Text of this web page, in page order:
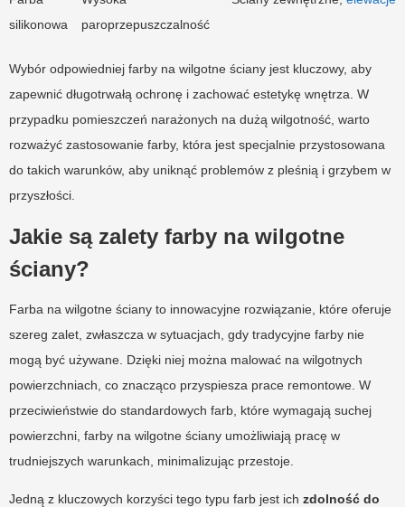
silikonowa
paroprzepuszczalność
Wybór odpowiedniej farby na wilgotne ściany jest kluczowy, aby
zapewnić długotrwałą ochronę i zachować estetykę wnętrza. W
przypadku pomieszczeń narażonych na dużą wilgotność, warto
rozważyć zastosowanie farby, która jest specjalnie przystosowana
do takich warunków, aby uniknąć problemów z pleśnią i grzybem w
przyszłości.
Jakie są zalety farby na wilgotne
ściany?
Farba na wilgotne ściany to innowacyjne rozwiązanie, które oferuje
szereg zalet, zwłaszcza w sytuacjach, gdy tradycyjne farby nie
mogą być używane. Dzięki niej można malować na wilgotnych
powierzchniach, co znacząco przyspiesza prace remontowe. W
przeciwieństwie do standardowych farb, które wymagają suchej
powierzchni, farby na wilgotne ściany umożliwiają pracę w
trudniejszych warunkach, minimalizując przestoje.
Jedną z kluczowych korzyści tego typu farb jest ich zdolność do